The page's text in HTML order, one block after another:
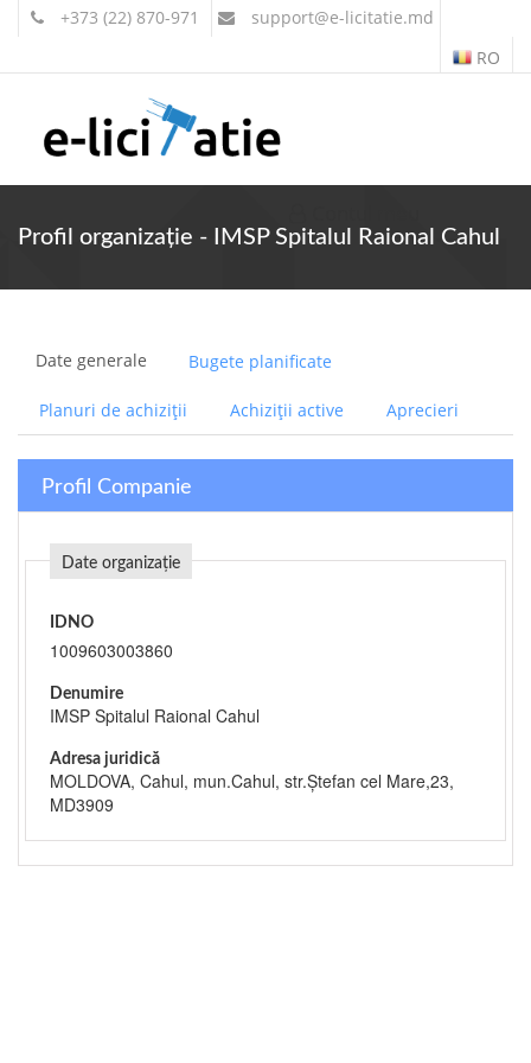
+373 (22) 870-971 support@e-licitatie.md
RO
Profil organizație - IMSP Spitalul Raional Cahul
Date generale Bugete planificate
Planuri de achiziții Achiziții active Aprecieri
Profil Companie
Date organizație
IDNO
1009603003860
Denumire
IMSP Spitalul Raional Cahul
Adresa juridică
MOLDOVA, Cahul, mun.Cahul, str.Ștefan cel Mare,23,
MD3909